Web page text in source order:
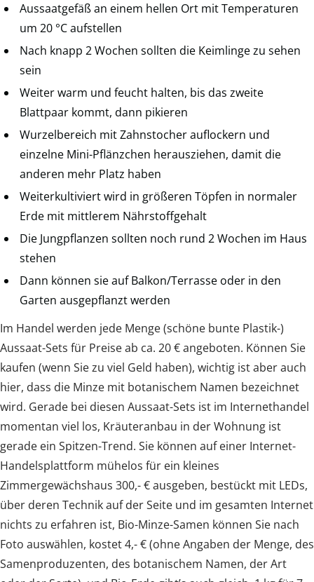
Aussaatgefäß an einem hellen Ort mit Temperaturen
um 20 °C aufstellen
Nach knapp 2 Wochen sollten die Keimlinge zu sehen
sein
Weiter warm und feucht halten, bis das zweite
Blattpaar kommt, dann pikieren
Wurzelbereich mit Zahnstocher auflockern und
einzelne Mini-Pflänzchen herausziehen, damit die
anderen mehr Platz haben
Weiterkultiviert wird in größeren Töpfen in normaler
Erde mit mittlerem Nährstoffgehalt
Die Jungpflanzen sollten noch rund 2 Wochen im Haus
stehen
Dann können sie auf Balkon/Terrasse oder in den
Garten ausgepflanzt werden
Im Handel werden jede Menge (schöne bunte Plastik-)
Aussaat-Sets für Preise ab ca. 20 € angeboten. Können Sie
kaufen (wenn Sie zu viel Geld haben), wichtig ist aber auch
hier, dass die Minze mit botanischem Namen bezeichnet
wird. Gerade bei diesen Aussaat-Sets ist im Internethandel
momentan viel los, Kräuteranbau in der Wohnung ist
gerade ein Spitzen-Trend. Sie können auf einer Internet-
Handelsplattform mühelos für ein kleines
Zimmergewächshaus 300,- € ausgeben, bestückt mit LEDs,
über deren Technik auf der Seite und im gesamten Internet
nichts zu erfahren ist, Bio-Minze-Samen können Sie nach
Foto auswählen, kostet 4,- € (ohne Angaben der Menge, des
Samenproduzenten, des botanischem Namen, der Art